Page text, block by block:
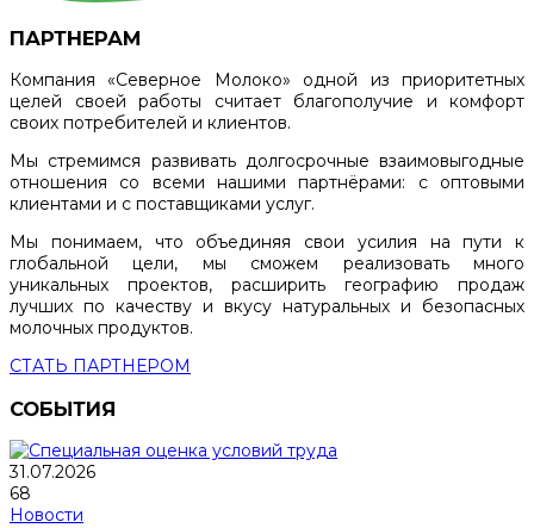
ПАРТНЕРАМ
Компания «Северное Молоко» одной из приоритетных
целей своей работы считает благополучие и комфорт
своих потребителей и клиентов.
Мы стремимся развивать долгосрочные взаимовыгодные
отношения со всеми нашими партнёрами: с оптовыми
клиентами и с поставщиками услуг.
Мы понимаем, что объединяя свои усилия на пути к
глобальной цели, мы сможем реализовать много
уникальных проектов, расширить географию продаж
лучших по качеству и вкусу натуральных и безопасных
молочных продуктов.
СТАТЬ ПАРТНЕРОМ
СОБЫТИЯ
31.07.2026
68
Новости